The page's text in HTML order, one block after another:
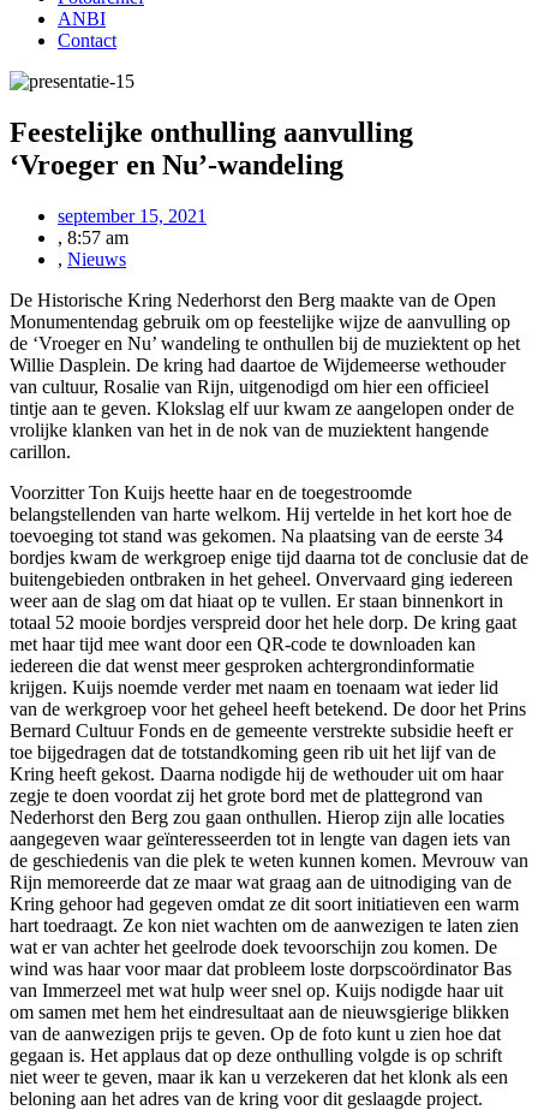
ANBI
Contact
Feestelijke onthulling aanvulling
‘Vroeger en Nu’-wandeling
september 15, 2021
, 8:57 am
, Nieuws
De Historische Kring Nederhorst den Berg maakte van de Open
Monumentendag gebruik om op feestelijke wijze de aanvulling op
de ‘Vroeger en Nu’ wandeling te onthullen bij de muziektent op het
Willie Dasplein. De kring had daartoe de Wijdemeerse wethouder
van cultuur, Rosalie van Rijn, uitgenodigd om hier een officieel
tintje aan te geven. Klokslag elf uur kwam ze aangelopen onder de
vrolijke klanken van het in de nok van de muziektent hangende
carillon.
Voorzitter Ton Kuijs heette haar en de toegestroomde
belangstellenden van harte welkom. Hij vertelde in het kort hoe de
toevoeging tot stand was gekomen. Na plaatsing van de eerste 34
bordjes kwam de werkgroep enige tijd daarna tot de conclusie dat de
buitengebieden ontbraken in het geheel. Onvervaard ging iedereen
weer aan de slag om dat hiaat op te vullen. Er staan binnenkort in
totaal 52 mooie bordjes verspreid door het hele dorp. De kring gaat
met haar tijd mee want door een QR-code te downloaden kan
iedereen die dat wenst meer gesproken achtergrondinformatie
krijgen. Kuijs noemde verder met naam en toenaam wat ieder lid
van de werkgroep voor het geheel heeft betekend. De door het Prins
Bernard Cultuur Fonds en de gemeente verstrekte subsidie heeft er
toe bijgedragen dat de totstandkoming geen rib uit het lijf van de
Kring heeft gekost. Daarna nodigde hij de wethouder uit om haar
zegje te doen voordat zij het grote bord met de plattegrond van
Nederhorst den Berg zou gaan onthullen. Hierop zijn alle locaties
aangegeven waar geïnteresseerden tot in lengte van dagen iets van
de geschiedenis van die plek te weten kunnen komen. Mevrouw van
Rijn memoreerde dat ze maar wat graag aan de uitnodiging van de
Kring gehoor had gegeven omdat ze dit soort initiatieven een warm
hart toedraagt. Ze kon niet wachten om de aanwezigen te laten zien
wat er van achter het geelrode doek tevoorschijn zou komen. De
wind was haar voor maar dat probleem loste dorpscoördinator Bas
van Immerzeel met wat hulp weer snel op. Kuijs nodigde haar uit
om samen met hem het eindresultaat aan de nieuwsgierige blikken
van de aanwezigen prijs te geven. Op de foto kunt u zien hoe dat
gegaan is. Het applaus dat op deze onthulling volgde is op schrift
niet weer te geven, maar ik kan u verzekeren dat het klonk als een
beloning aan het adres van de kring voor dit geslaagde project.